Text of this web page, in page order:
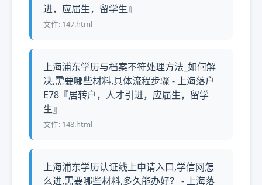
进，应届生，留学生』
文件: 147.html
上海浦东学历与档案不符处理方法_如何解
决,需要哪些材料,具体流程步骤 - 上海落户
E78『居转户，人才引进，应届生，留学
生』
文件: 148.html
上海浦东学历认证线上申请入口,学信网怎
么进,需要哪些材料,多久能办好？ - 上海落